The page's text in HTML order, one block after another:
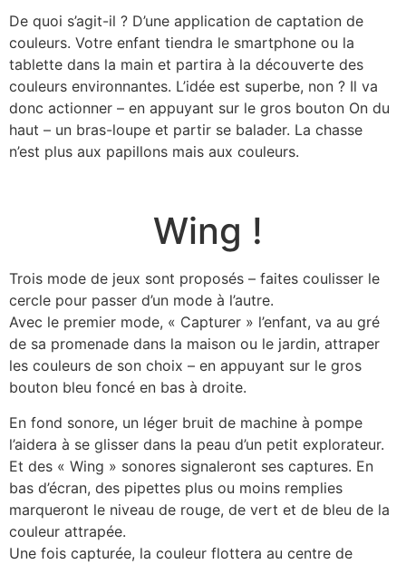
De quoi s’agit-il ? D’une application de captation de
couleurs. Votre enfant tiendra le smartphone ou la
tablette dans la main et partira à la découverte des
couleurs environnantes. L’idée est superbe, non ? Il va
donc actionner – en appuyant sur le gros bouton On du
haut – un bras-loupe et partir se balader. La chasse
n’est plus aux papillons mais aux couleurs.
Wing !
Trois mode de jeux sont proposés – faites coulisser le
cercle pour passer d’un mode à l’autre.
Avec le premier mode, « Capturer » l’enfant, va au gré
de sa promenade dans la maison ou le jardin, attraper
les couleurs de son choix – en appuyant sur le gros
bouton bleu foncé en bas à droite.
En fond sonore, un léger bruit de machine à pompe
l’aidera à se glisser dans la peau d’un petit explorateur.
Et des « Wing » sonores signaleront ses captures. En
bas d’écran, des pipettes plus ou moins remplies
marqueront le niveau de rouge, de vert et de bleu de la
couleur attrapée.
Une fois capturée, la couleur flottera au centre de